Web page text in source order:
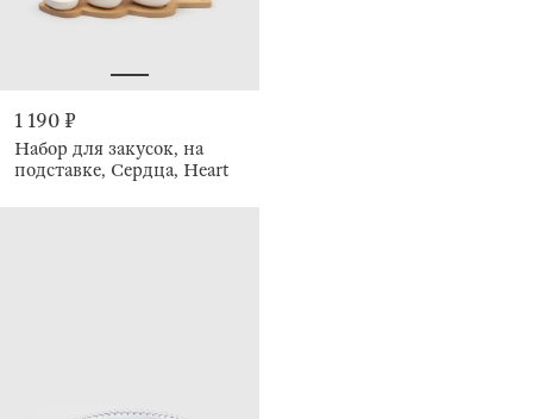
1 190 ₽
Набор для закусок, на
подставке, Сердца, Heart